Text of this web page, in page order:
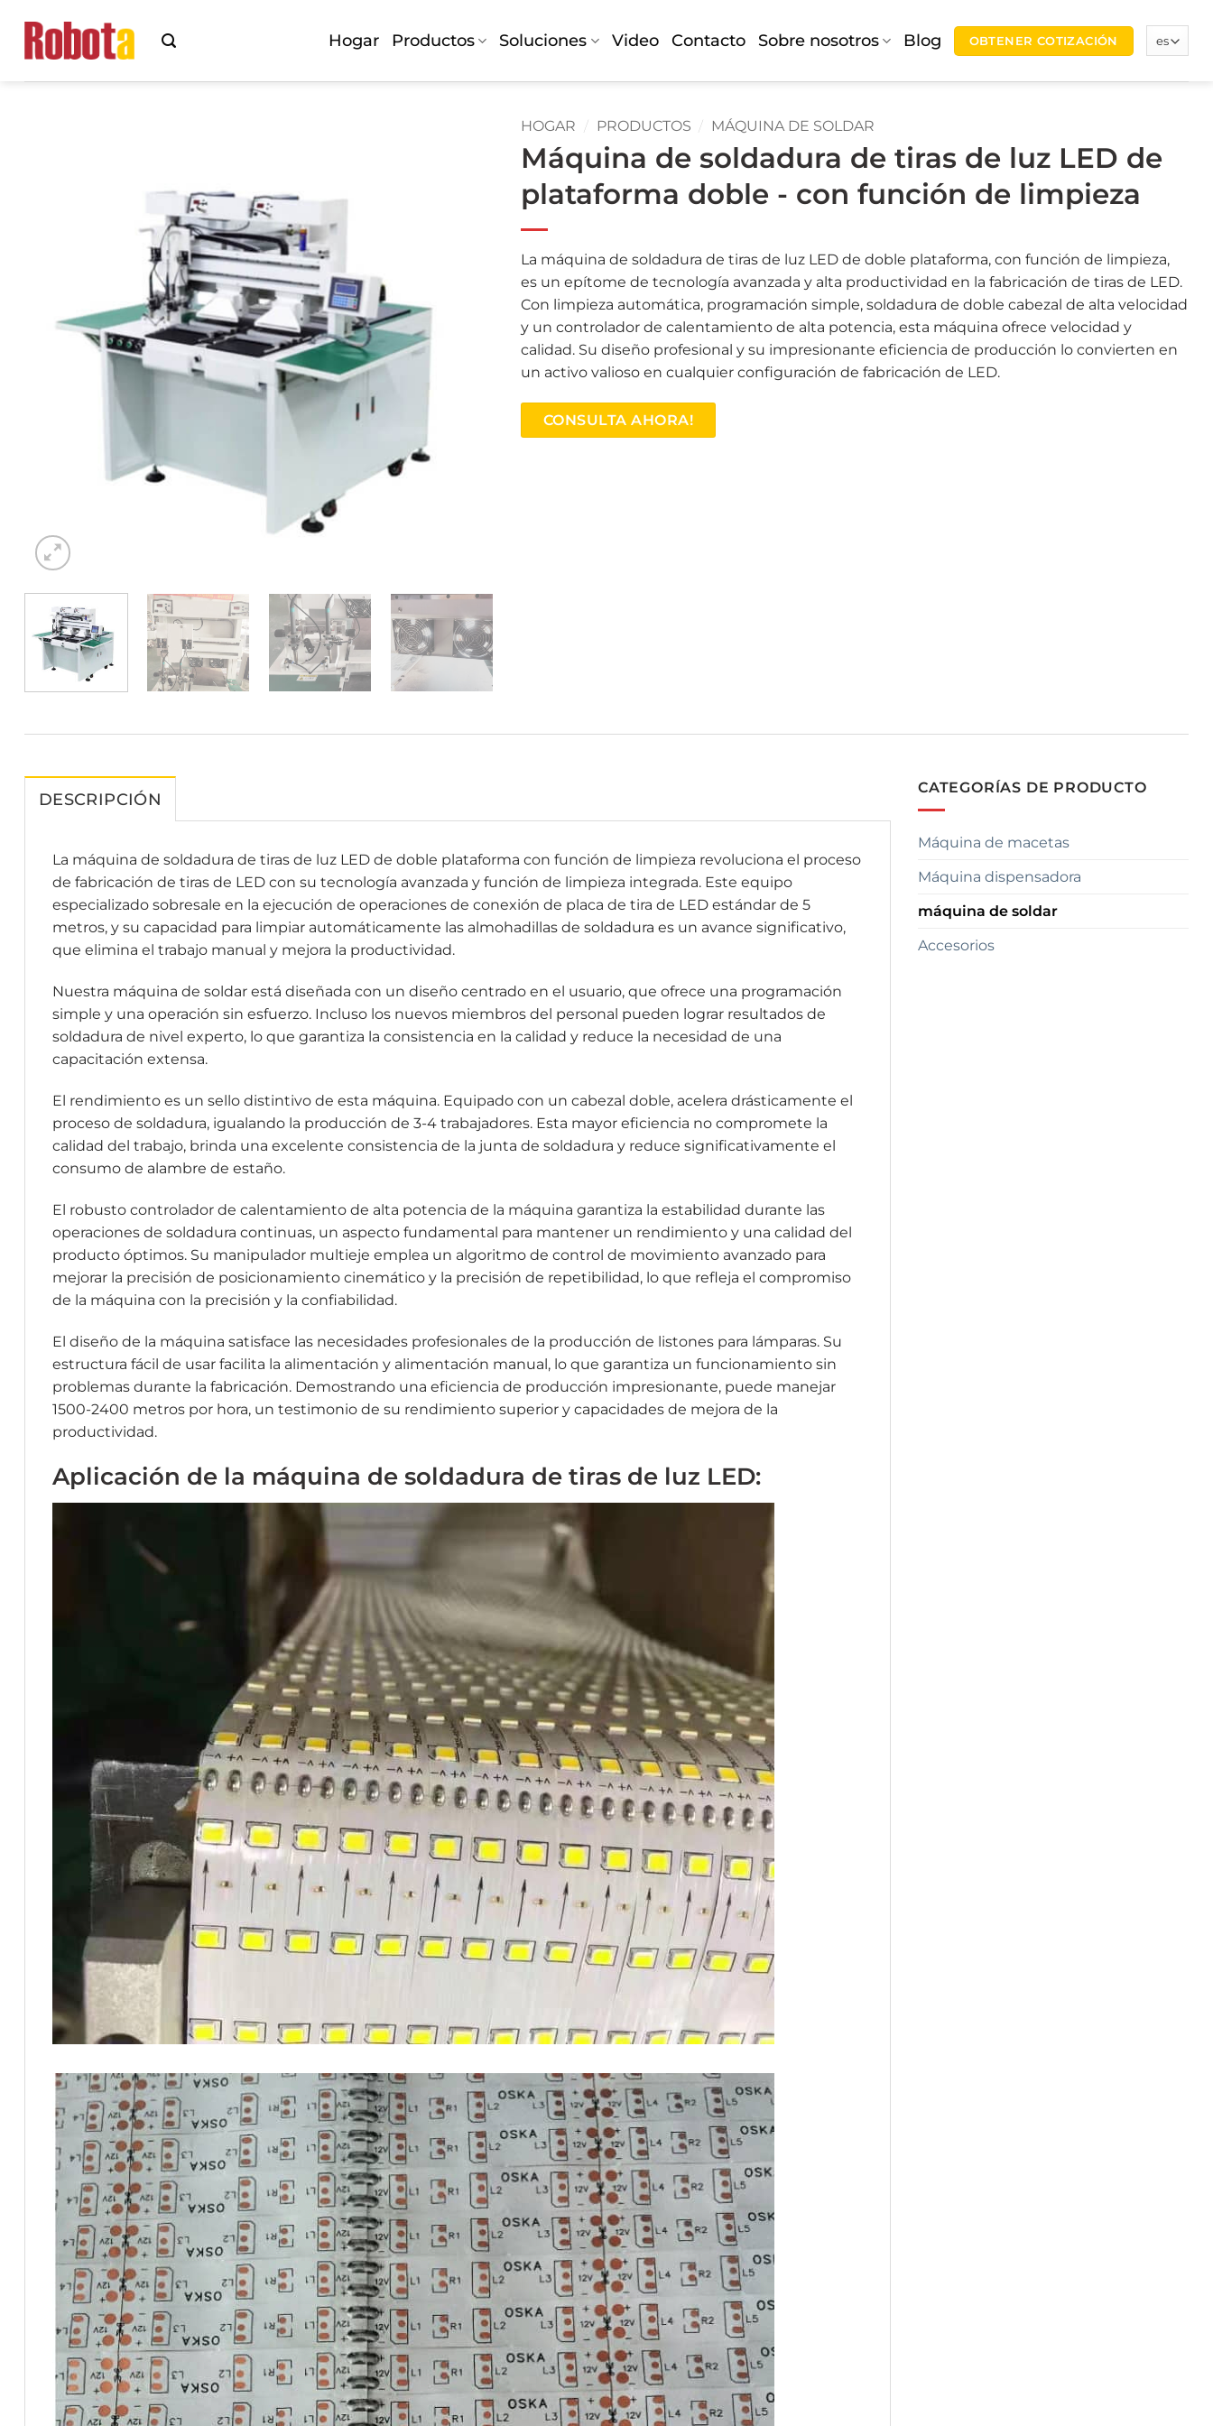
contenido
Hogar Productos Soluciones Video Contacto Sobre nosotros Blog OBTENER COTIZACIÓN
HOGAR / PRODUCTOS / MÁQUINA DE SOLDAR
Máquina de soldadura de tiras de luz LED de
plataforma doble - con función de limpieza
La máquina de soldadura de tiras de luz LED de doble plataforma, con función de limpieza,
es un epítome de tecnología avanzada y alta productividad en la fabricación de tiras de LED.
Con limpieza automática, programación simple, soldadura de doble cabezal de alta velocidad
y un controlador de calentamiento de alta potencia, esta máquina ofrece velocidad y
calidad. Su diseño profesional y su impresionante eficiencia de producción lo convierten en
un activo valioso en cualquier configuración de fabricación de LED.
CONSULTA AHORA!
DESCRIPCIÓN
La máquina de soldadura de tiras de luz LED de doble plataforma con función de limpieza revoluciona el proceso
de fabricación de tiras de LED con su tecnología avanzada y función de limpieza integrada. Este equipo
especializado sobresale en la ejecución de operaciones de conexión de placa de tira de LED estándar de 5
metros, y su capacidad para limpiar automáticamente las almohadillas de soldadura es un avance significativo,
que elimina el trabajo manual y mejora la productividad.
Nuestra máquina de soldar está diseñada con un diseño centrado en el usuario, que ofrece una programación
simple y una operación sin esfuerzo. Incluso los nuevos miembros del personal pueden lograr resultados de
soldadura de nivel experto, lo que garantiza la consistencia en la calidad y reduce la necesidad de una
capacitación extensa.
El rendimiento es un sello distintivo de esta máquina. Equipado con un cabezal doble, acelera drásticamente el
proceso de soldadura, igualando la producción de 3-4 trabajadores. Esta mayor eficiencia no compromete la
calidad del trabajo, brinda una excelente consistencia de la junta de soldadura y reduce significativamente el
consumo de alambre de estaño.
El robusto controlador de calentamiento de alta potencia de la máquina garantiza la estabilidad durante las
operaciones de soldadura continuas, un aspecto fundamental para mantener un rendimiento y una calidad del
producto óptimos. Su manipulador multieje emplea un algoritmo de control de movimiento avanzado para
mejorar la precisión de posicionamiento cinemático y la precisión de repetibilidad, lo que refleja el compromiso
de la máquina con la precisión y la confiabilidad.
El diseño de la máquina satisface las necesidades profesionales de la producción de listones para lámparas. Su
estructura fácil de usar facilita la alimentación y alimentación manual, lo que garantiza un funcionamiento sin
problemas durante la fabricación. Demostrando una eficiencia de producción impresionante, puede manejar
1500-2400 metros por hora, un testimonio de su rendimiento superior y capacidades de mejora de la
productividad.
Aplicación de la máquina de soldadura de tiras de luz LED:
CATEGORÍAS DE PRODUCTO
Máquina de macetas
Máquina dispensadora
máquina de soldar
Accesorios